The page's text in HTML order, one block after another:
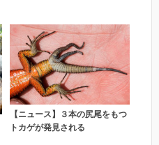
【ニュース】３本の尻尾をもつ
トカゲが発見される